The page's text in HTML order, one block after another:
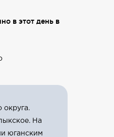
в этот день в
округа.
На
юганским